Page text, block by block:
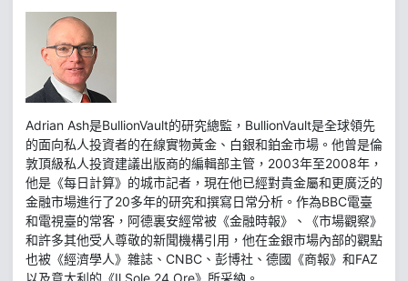
Adrian Ash是BullionVault的研究總監，BullionVault是全球領先
的面向私人投資者的在線實物黃金、白銀和鉑金市場。他曾是倫
敦頂級私人投資建議出版商的編輯部主管，2003年至2008年，
他是《每日計算》的城市記者，現在他已經對貴金屬和更廣泛的
金融市場進行了20多年的研究和撰寫日常分析。作為BBC電臺
和電視臺的常客，阿德裏安經常被《金融時報》、《市場觀察》
和許多其他受人尊敬的新聞機構引用，他在金銀市場內部的觀點
也被《經濟學人》雜誌、CNBC、彭博社、德國《商報》和FAZ